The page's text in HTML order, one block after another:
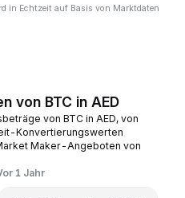
in Echtzeit auf Basis von Marktdaten
von BTC in AED
von BTC in AED, von
Konvertierungswerten
Maker-Angeboten von
1 Jahr